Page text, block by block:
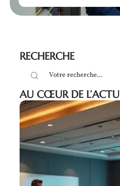
RECHERCHE
AU CŒUR DE L’ACTU